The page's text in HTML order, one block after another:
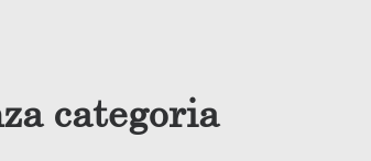
categoria